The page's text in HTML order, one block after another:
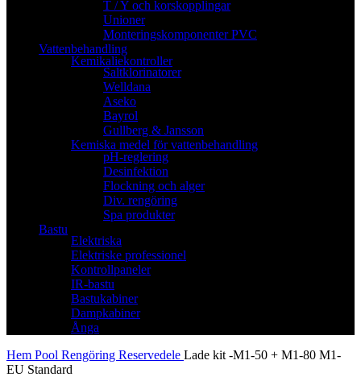
T / Y och korskopplingar
Unioner
Monteringskomponenter PVC
Vattenbehandling
Kemikaliekontroller
Saltklorinatorer
Welldana
Aseko
Bayrol
Gullberg & Jansson
Kemiska medel för vattenbehandling
pH-reglering
Desinfektion
Flockning och alger
Div. rengöring
Spa produkter
Bastu
Elektriska
Elektriske professionel
Kontrollpaneler
IR-bastu
Bastukabiner
Dampkabiner
Ånga
Hem Pool Rengöring Reservedele Lade kit -M1-50 + M1-80 M1-
EU Standard